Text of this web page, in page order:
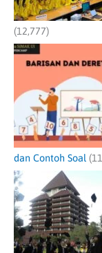
(12,777)
dan Contoh Soal